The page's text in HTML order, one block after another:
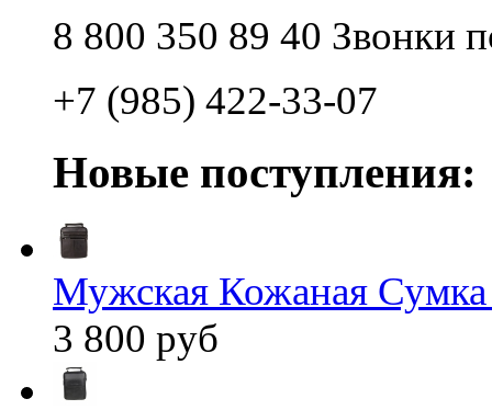
8 800 350 89 40 Звонки
+7 (985) 422-33-07
Новые поступления:
Мужская Кожаная
3 800 руб